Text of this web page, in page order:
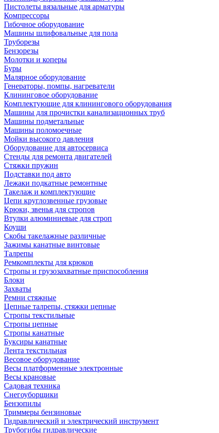
Пистолеты вязальные для арматуры
Компрессоры
Гибочное оборудование
Машины шлифовальные для пола
Труборезы
Бензорезы
Молотки и коперы
Буры
Малярное оборудование
Генераторы, помпы, нагреватели
Клининговое оборудование
Комплектующие для клинингового оборудования
Машины для прочистки канализационных труб
Машины подметальные
Машины поломоечные
Мойки высокого давления
Оборудование для автосервиса
Стенды для ремонта двигателей
Стяжки пружин
Подставки под авто
Лежаки подкатные ремонтные
Такелаж и комплектующие
Цепи круглозвенные грузовые
Крюки, звенья для стропов
Втулки алюминиевые для строп
Коуши
Скобы такелажные различные
Зажимы канатные винтовые
Талрепы
Ремкомплекты для крюков
Стропы и грузозахватные приспособления
Блоки
Захваты
Ремни стяжные
Цепные талрепы, стяжки цепные
Стропы текстильные
Стропы цепные
Стропы канатные
Буксиры канатные
Лента текстильная
Весовое оборудование
Весы платформенные электронные
Весы крановые
Садовая техника
Снегоуборщики
Бензопилы
Триммеры бензиновые
Гидравлический и электрический инструмент
Трубогибы гидравлические